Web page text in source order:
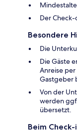
Der
Besondere
Die
Die Gäste
Anreise
Gastgeber
Von der
werden
übersetzt.
Beim